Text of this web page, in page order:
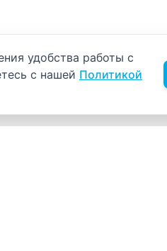
удобства работы с
с нашей Политикой